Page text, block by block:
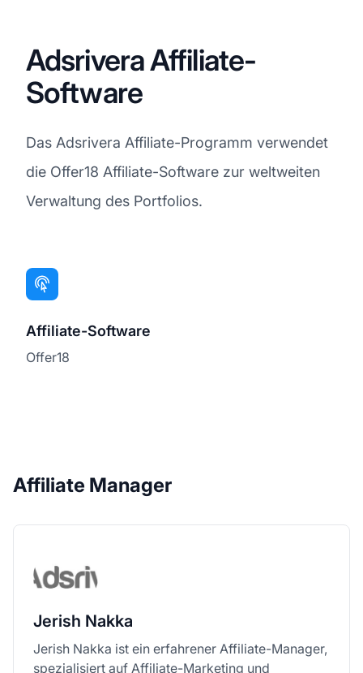
Adsrivera Affiliate-
Software
Das Adsrivera Affiliate-Programm verwendet
die Offer18 Affiliate-Software zur weltweiten
Verwaltung des Portfolios.
Affiliate-Software
Offer18
Affiliate Manager
Jerish Nakka
Jerish Nakka ist ein erfahrener Affiliate-Manager,
spezialisiert auf Affiliate-Marketing und